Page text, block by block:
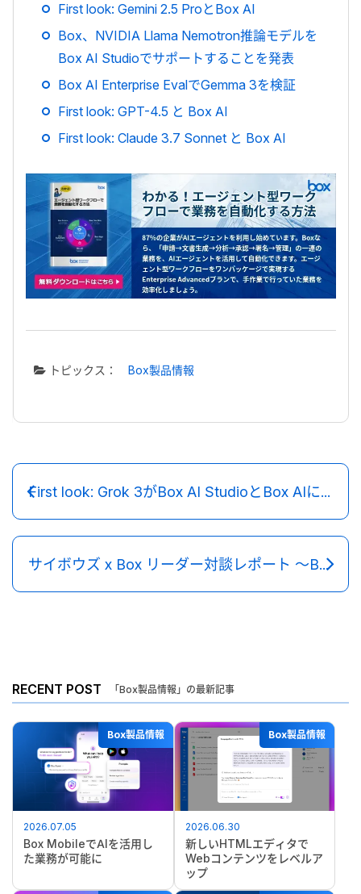
First look: Gemini 2.5 ProとBox AI
Box、NVIDIA Llama Nemotron推論モデルを
Box AI Studioでサポートすることを発表
Box AI Enterprise EvalでGemma 3を検証
First look: GPT-4.5 と Box AI
First look: Claude 3.7 Sonnet と Box AI
トピックス： Box製品情報
First look: Grok 3がBox AI StudioとBox AIに近日登場
サイボウズ x Box リーダー対談レポート 〜Box Japan FY26 パートナーキックオフミーティングより〜
RECENT POST 「Box製品情報」の最新記事
Box製品情報
2026.07.05
Box MobileでAIを活用し
た業務が可能に
Box製品情報
2026.06.30
新しいHTMLエディタで
Webコンテンツをレベルア
ップ